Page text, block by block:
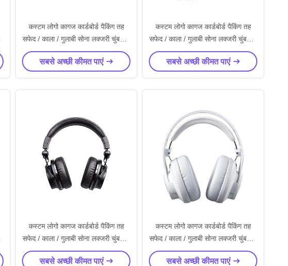
कस्टम लोगो कागज कार्डबोर्ड पैकिंग तह
सफेद / काला / गुलाबी सोना लक्जरी चुंबकीय
उपहार बॉक्स रिबन बंद के साथ
सबसे अच्छी कीमत पाएं
कस्टम लोगो कागज कार्डबोर्ड पैकिंग तह
सफेद / काला / गुलाबी सोना लक्जरी चुंबकीय
उपहार बॉक्स रिबन बंद के साथ
सबसे अच्छी कीमत पाएं
कस्टम लोगो कागज कार्डबोर्ड पैकिंग तह
सफेद / काला / गुलाबी सोना लक्जरी चुंबकीय
उपहार बॉक्स रिबन बंद के साथ
सबसे अच्छी कीमत पाएं
कस्टम लोगो कागज कार्डबोर्ड पैकिंग तह
सफेद / काला / गुलाबी सोना लक्जरी चुंबकीय
उपहार बॉक्स रिबन बंद के साथ
सबसे अच्छी कीमत पाएं